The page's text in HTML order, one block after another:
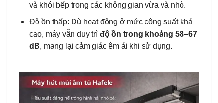
và khói bếp trong các không gian vừa và nhỏ.
Độ ồn thấp: Dù hoạt động ở mức công suất khá
cao, máy vẫn duy trì độ ồn trong khoảng 58–67
dB, mang lại cảm giác êm ái khi sử dụng.